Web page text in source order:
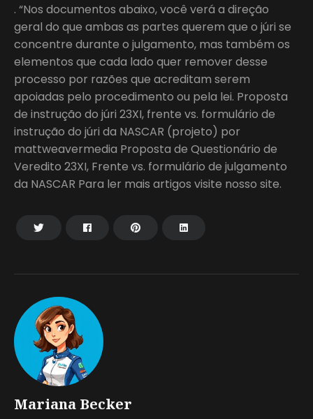
Mariana Becker
. “Nos documentos abaixo, você verá a direção
geral do que ambas as partes querem que o júri se
concentre durante o julgamento, mas também os
elementos que cada lado quer remover desse
processo por razões que acreditam serem
apoiadas pelo procedimento ou pela lei. Proposta
de instrução do júri 23XI, frente vs. formulário de
instrução do júri da NASCAR (projeto) por
mattweavermedia Proposta de Questionário de
Veredito 23XI, Frente vs. formulário de julgamento
da NASCAR Para ler mais artigos visite nosso site.